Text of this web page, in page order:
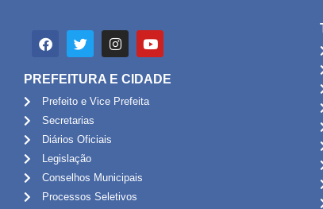
PREFEITURA E CIDADE
Prefeito e Vice Prefeita
Secretarias
Diários Oficiais
Legislação
Conselhos Municipais
Processos Seletivos